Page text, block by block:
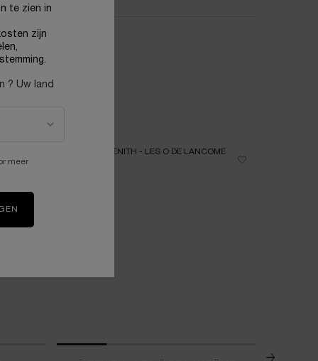
te zien in
zijn
? Uw land
meer